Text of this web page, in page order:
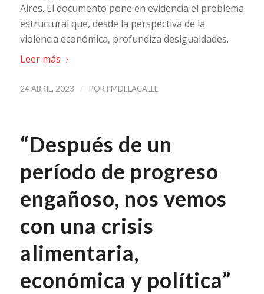
Aires. El documento pone en evidencia el problema
estructural que, desde la perspectiva de la
violencia económica, profundiza desigualdades.
Leer más
24 ABRIL, 2023 / POR FMDELACALLE
“Después de un
período de progreso
engañoso, nos vemos
con una crisis
alimentaria,
económica y política”